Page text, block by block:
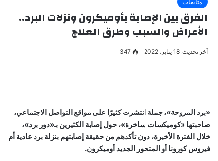
متابعات
الفرق بين الإصابة بأوميكرون ونزلات البرد..
الأعراض والسبب وطرق العلاج
آخر تحديث: 18 يناير، 2022 347
«برد المروحة»، جملة انتشرت كثيرًا على مواقع التواصل الاجتماعي،
صاحبتها «كوميكسات ساخرة»، حول إصابة الكثيرين بـ«دور برد»،
خلال الفترة الأخيرة، دون تأكدهم من حقيقة إصابتهم بنزلة برد عادية أم
فيروس كورونا أو المتحور الجديد أوميكرون.